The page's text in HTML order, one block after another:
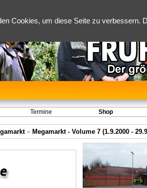
Cookies, um diese Seite zu verbessern.
Termine Shop
» Megamarkt - Volume 7 (1.9.2000 -